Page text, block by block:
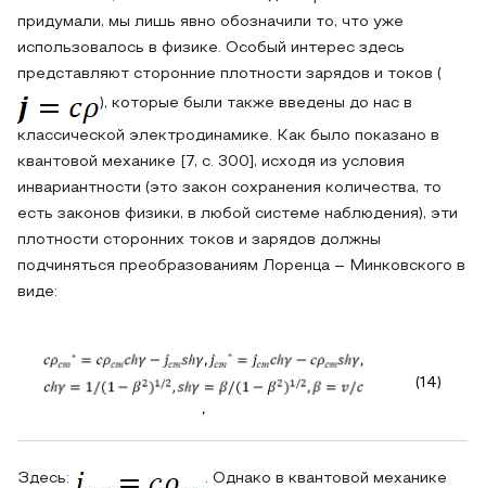
придумали, мы лишь явно обозначили то, что уже
использовалось в физике. Особый интерес здесь
представляют сторонние плотности зарядов и токов (
), которые были также введены до нас в
классической электродинамике. Как было показано в
квантовой механике [7, с. 300], исходя из условия
инвариантности (это закон сохранения количества, то
есть законов физики, в любой системе наблюдения), эти
плотности сторонних токов и зарядов должны
подчиняться преобразованиям Лоренца – Минковского в
виде:
,
(14)
Здесь: . Однако в квантовой механике